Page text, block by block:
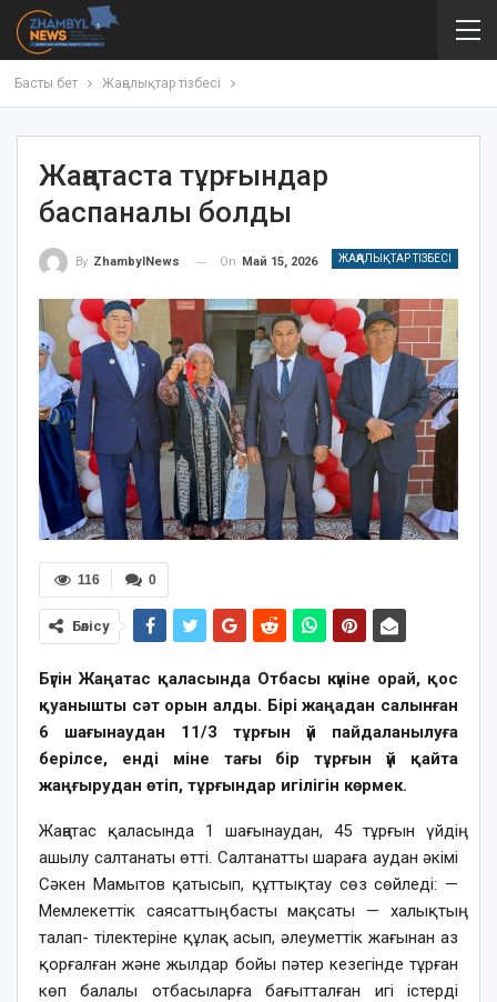
Басты бет Жаңалықтар тізбесі
Жаңатаста тұрғындар
баспаналы болды
ЖАҢАЛЫҚТАР ТІЗБЕСІ
By ZhambylNews On Май 15, 2026
0
116
Бөлісу
Бүгін Жаңатас қаласында Отбасы күніне орай, қос
қуанышты сәт орын алды. Бірі жаңадан салынған
6 шағынаудан 11/3 тұрғын үй пайдаланылуға
берілсе, енді міне тағы бір тұрғын үй қайта
жаңғырудан өтіп, тұрғындар игілігін көрмек.
Жаңатас қаласында 1 шағынаудан, 45 тұрғын үйдің
ашылу салтанаты өтті. Салтанатты шараға аудан әкімі
Сәкен Мамытов қатысып, құттықтау сөз сөйледі: —
Мемлекеттік саясаттың басты мақсаты — халықтың
талап- тілектеріне құлақ асып, әлеуметтік жағынан аз
қорғалған және жылдар бойы пәтер кезегінде тұрған
көп балалы отбасыларға бағытталған игі істерді